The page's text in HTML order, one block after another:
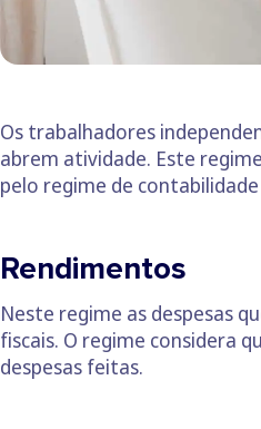
Os trabalhadores
abrem atividade. Este
pelo regime de
Rendimentos
Neste regime as despesas
fiscais. O regime considera
despesas feitas.